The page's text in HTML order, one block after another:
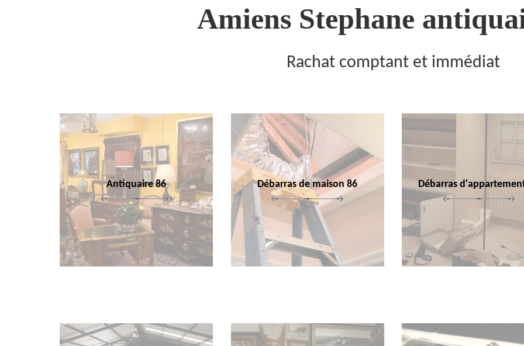
Amiens Stephane
Rachat comptant et immédiat
Antiquaire 86 Débarras de maison 86 Débarras